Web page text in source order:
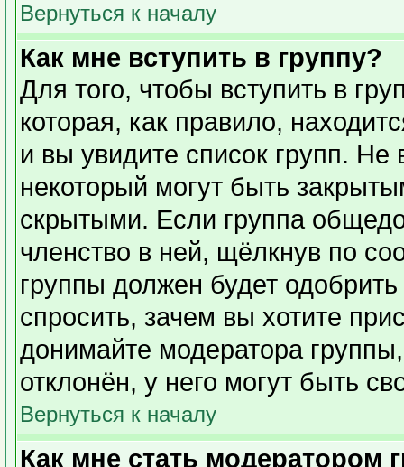
Вернуться к началу
Как мне вступить в группу?
Для того, чтобы вступить в
которая, как правило,
и вы увидите список групп. Не
некоторый могут быть
скрытыми. Если группа
членство в ней, щёлкнув по
группы должен будет
спросить, зачем вы хотите
донимайте модератора
отклонён, у него могут быть
Вернуться к началу
Как мне стать модератором